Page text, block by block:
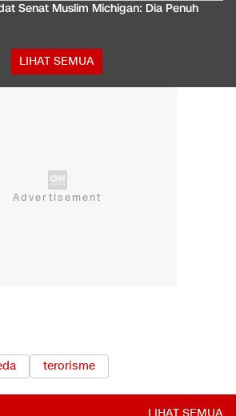
Senat Muslim Michigan: Dia Penuh
LIHAT SEMUA
terorisme